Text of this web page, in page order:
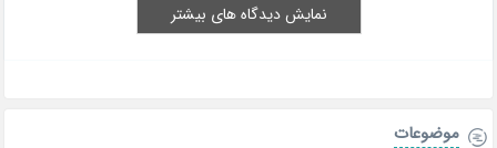
نمایش دیدگاه های بیشتر
موضوعات